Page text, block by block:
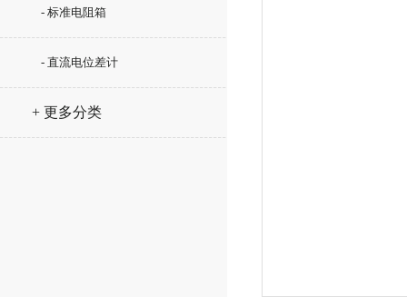
- 标准电阻箱
- 直流电位差计
+ 更多分类